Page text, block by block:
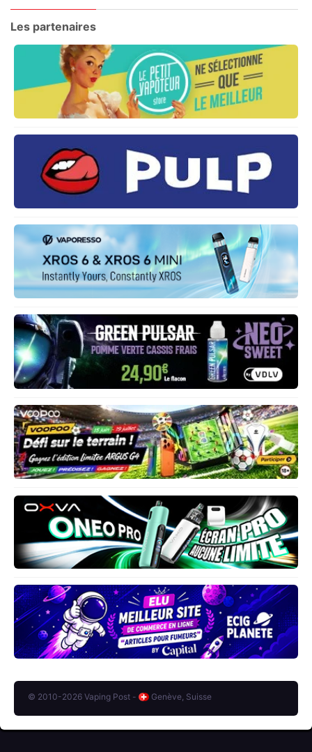
Les partenaires
© 2010-2026 Vaping Post - Genève, Suisse